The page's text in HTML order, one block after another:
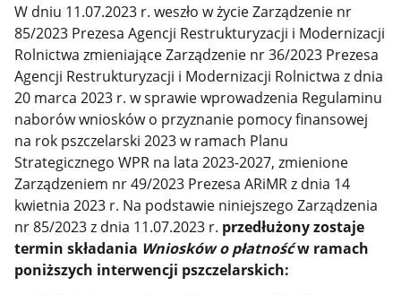
W dniu 11.07.2023 r. weszło w życie Zarządzenie nr
85/2023 Prezesa Agencji Restrukturyzacji i Modernizacji
Rolnictwa zmieniające Zarządzenie nr 36/2023 Prezesa
Agencji Restrukturyzacji i Modernizacji Rolnictwa z dnia
20 marca 2023 r. w sprawie wprowadzenia Regulaminu
naborów wniosków o przyznanie pomocy finansowej
na rok pszczelarski 2023 w ramach Planu
Strategicznego WPR na lata 2023-2027, zmienione
Zarządzeniem nr 49/2023 Prezesa ARiMR z dnia 14
kwietnia 2023 r. Na podstawie niniejszego Zarządzenia
nr 85/2023 z dnia 11.07.2023 r. przedłużony zostaje
termin składania Wniosków o płatnośćw ramach
poniższych interwencji pszczelarskich: